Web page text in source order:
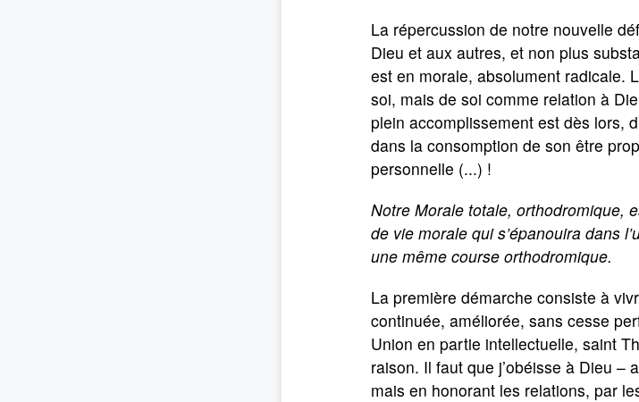
La répercussion de notre nouvelle
Dieu et aux autres, et non plus
est en morale, absolument radicale.
soi, mais de soi comme relation à
plein accomplissement est dès lors,
dans la consomption de son être
personnelle (...) !
Notre Morale totale, orthodromique,
de vie morale qui s’épanouira dans
une même course orthodromique.
La première démarche consiste à
continuée, améliorée, sans cesse
Union en partie intellectuelle, saint
raison. Il faut que j’obéisse à Dieu –
mais en honorant les relations, par